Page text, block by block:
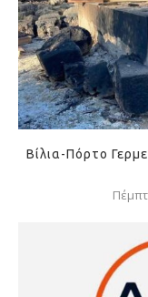
Βίλια-Πόρτο